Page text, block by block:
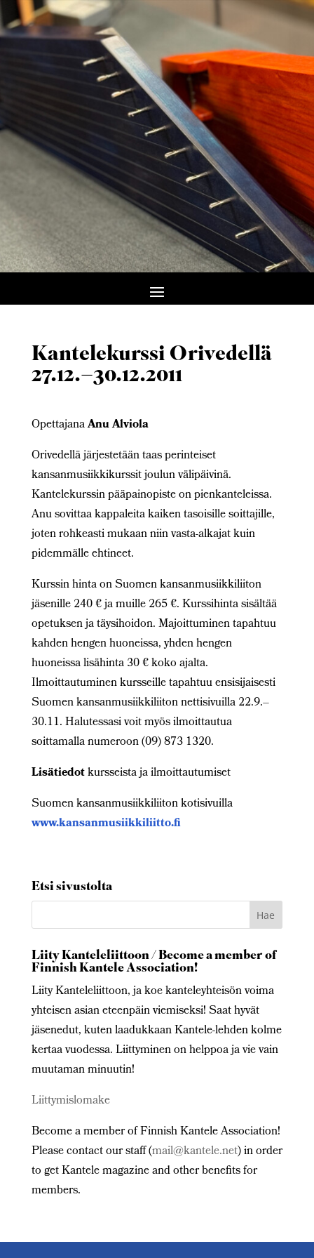
Kantelekurssi Orivedellä
27.12.–30.12.2011
OpettajanaAnu Alviola
Orivedellä järjestetään taas perinteiset
kansanmusiikkikurssit joulun välipäivinä.
Kantelekurssin pääpainopiste on pienkanteleissa.
Anu sovittaa kappaleita kaiken tasoisille soittajille,
joten rohkeasti mukaan niin vasta-alkajat kuin
pidemmälle ehtineet.
Kurssin hinta on Suomen kansanmusiikkiliiton
jäsenille 240 € ja muille 265 €. Kurssihinta sisältää
opetuksen ja täysihoidon. Majoittuminen tapahtuu
kahden hengen huoneissa, yhden hengen
huoneissa lisähinta 30 € koko ajalta.
Ilmoittautuminen kursseille tapahtuu ensisijaisesti
Suomen kansanmusiikkiliiton nettisivuilla 22.9.–
30.11. Halutessasi voit myös ilmoittautua
soittamalla numeroon (09) 873 1320.
Lisätiedotkursseista ja ilmoittautumiset
Suomen kansanmusiikkiliiton kotisivuilla
www.kansanmusiikkiliitto.fi
Etsi sivustolta
Liity Kanteleliittoon / Become a member of
Finnish Kantele Association!
Liity Kanteleliittoon, ja koe kanteleyhteisön voima
yhteisen asian eteenpäin viemiseksi! Saat hyvät
jäsenedut, kuten laadukkaan Kantele-lehden kolme
kertaa vuodessa. Liittyminen on helppoa ja vie vain
muutaman minuutin!
Liittymislomake
Become a member of Finnish Kantele Association!
Please contact our staff (mail@kantele.net) in order
to get Kantele magazine and other benefits for
members.